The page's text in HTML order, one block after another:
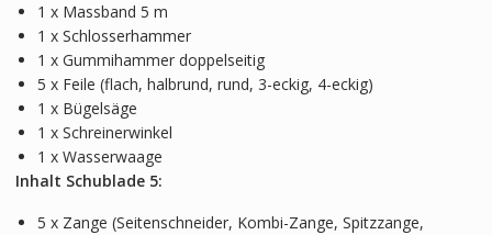
1 x Massband 5 m
1 x Schlosserhammer
1 x Gummihammer doppelseitig
5 x Feile (flach, halbrund, rund, 3-eckig, 4-eckig)
1 x Bügelsäge
1 x Schreinerwinkel
1 x Wasserwaage
Inhalt Schublade 5:
5 x Zange (Seitenschneider, Kombi-Zange, Spitzzange,